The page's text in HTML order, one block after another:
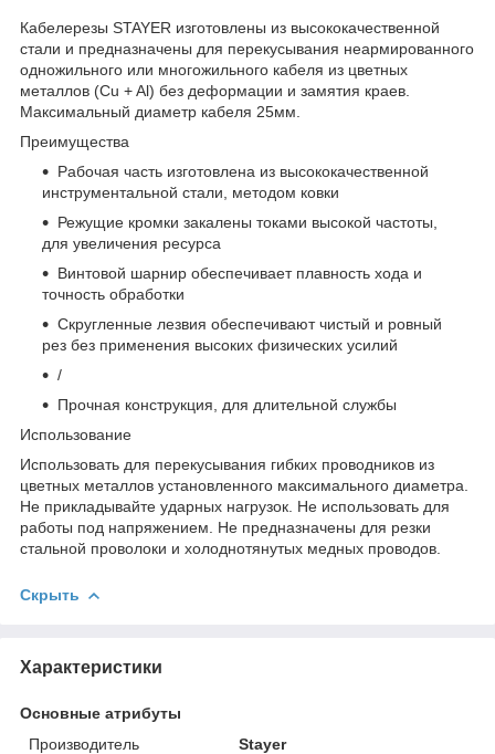
Кабелерезы STAYER изготовлены из высококачественной
стали и предназначены для перекусывания неармированного
одножильного или многожильного кабеля из цветных
металлов (Cu + Al) без деформации и замятия краев.
Максимальный диаметр кабеля 25мм.
Преимущества
Рабочая часть изготовлена из высококачественной
инструментальной стали, методом ковки
Режущие кромки закалены токами высокой частоты,
для увеличения ресурса
Винтовой шарнир обеспечивает плавность хода и
точность обработки
Скругленные лезвия обеспечивают чистый и ровный
рез без применения высоких физических усилий
/
Прочная конструкция, для длительной службы
Использование
Использовать для перекусывания гибких проводников из
цветных металлов установленного максимального диаметра.
Не прикладывайте ударных нагрузок. Не использовать для
работы под напряжением. Не предназначены для резки
стальной проволоки и холоднотянутых медных проводов.
Скрыть
Характеристики
Основные атрибуты
Производитель
Stayer